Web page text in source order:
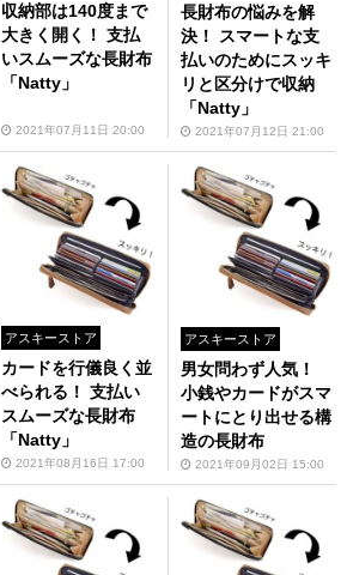
収納部は140度まで
大きく開く！ 支払
いスムーズな長財布
「Natty」
2021年07月11日 20:00
長財布の悩みを解
決！ スマートな支
払いのためにスッキ
リと区分けで収納
「Natty」
2021年07月12日 21:00
アスキーストア
カードを行儀良く並
べられる！ 支払い
スムーズな長財布
「Natty」
2021年08月16日 17:00
アスキーストア
男女問わず人気！
小銭やカードがスマ
ートにとり出せる構
造の長財布
2021年09月02日 15:00